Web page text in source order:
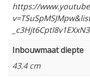
https://
Inbouwmaat diepte
43.4 cm